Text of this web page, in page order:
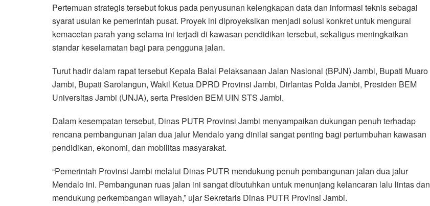
Pertemuan strategis tersebut fokus pada penyusunan kelengkapan data dan informasi teknis sebagai
syarat usulan ke pemerintah pusat. Proyek ini diproyeksikan menjadi solusi konkret untuk mengurai
kemacetan parah yang selama ini terjadi di kawasan pendidikan tersebut, sekaligus meningkatkan
standar keselamatan bagi para pengguna jalan.
Turut hadir dalam rapat tersebut Kepala Balai Pelaksanaan Jalan Nasional (BPJN) Jambi, Bupati Muaro
Jambi, Bupati Sarolangun, Wakil Ketua DPRD Provinsi Jambi, Dirlantas Polda Jambi, Presiden BEM
Universitas Jambi (UNJA), serta Presiden BEM UIN STS Jambi.
Dalam kesempatan tersebut, Dinas PUTR Provinsi Jambi menyampaikan dukungan penuh terhadap
rencana pembangunan jalan dua jalur Mendalo yang dinilai sangat penting bagi pertumbuhan kawasan
pendidikan, ekonomi, dan mobilitas masyarakat.
“Pemerintah Provinsi Jambi melalui Dinas PUTR mendukung penuh pembangunan jalan dua jalur
Mendalo ini. Pembangunan ruas jalan ini sangat dibutuhkan untuk menunjang kelancaran lalu lintas dan
mendukung perkembangan wilayah,” ujar Sekretaris Dinas PUTR Provinsi Jambi.